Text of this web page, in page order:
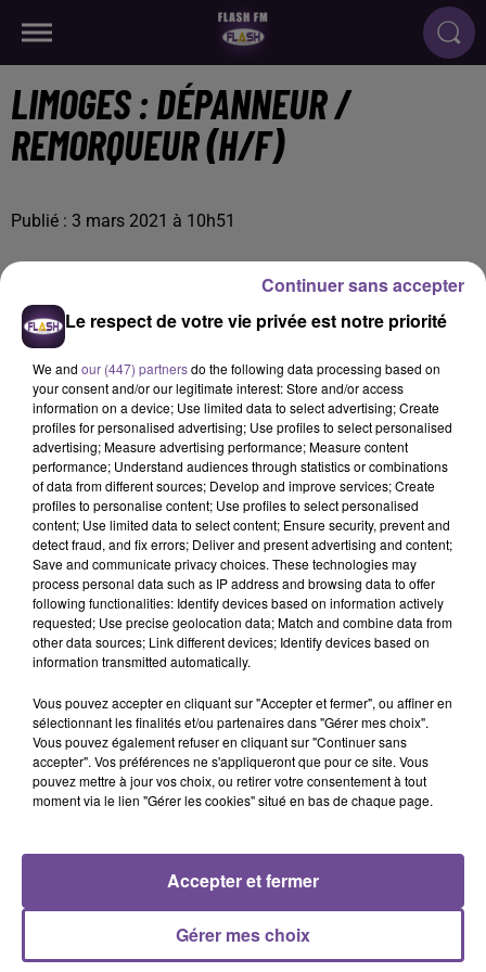
LIMOGES : DÉPANNEUR /
REMORQUEUR (H/F)
Publié : 3 mars 2021 à 10h51
Vous travaillerez en autonomie, devrez être disponible et
avoir le sens de l’écoute. Le permis poids lourd ou super
lourd à jour est obligatoire. Vous devez résider sur la
Métropole de Limoges. Il s’agit d’un CDI de 35h à 40h par
semaine.
Référence de l’offre : HELP Auto 18 rue du petit Theil
87280 Limoges
PUBLICITÉS
Le respect de votre vie privée est notre priorité
We and our (447) partnersdo the following data processing based on
your consent and/or our legitimate interest: Store and/or access
information on a device; Use limited data to select advertising; Create
profiles for personalised advertising; Use profiles to select personalised
advertising; Measure advertising performance; Measure content
performance; Understand audiences through statistics or combinations
of data from different sources; Develop and improve services; Create
profiles to personalise content; Use profiles to select personalised
content; Use limited data to select content; Ensure security, prevent and
detect fraud, and fix errors; Deliver and present advertising and content;
Save and communicate privacy choices. These technologies may
process personal data such as IP address and browsing data to offer
following functionalities: Identify devices based on information actively
requested; Use precise geolocation data; Match and combine data from
other data sources; Link different devices; Identify devices based on
information transmitted automatically.
Vous pouvez accepter en cliquant sur "Accepter et fermer", ou affiner en
sélectionnant les finalités et/ou partenaires dans "Gérer mes choix".
Vous pouvez également refuser en cliquant sur "Continuer sans
accepter". Vos préférences ne s'appliqueront que pour ce site. Vous
pouvez mettre à jour vos choix, ou retirer votre consentement à tout
moment via le lien "Gérer les cookies" situé en bas de chaque page.
Gérer mes choix
Accepter et fermer
Continuer sans accepter